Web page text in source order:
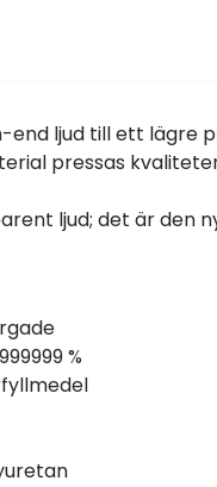
ljud till ett lägre
pressas
ljud; det är den
%